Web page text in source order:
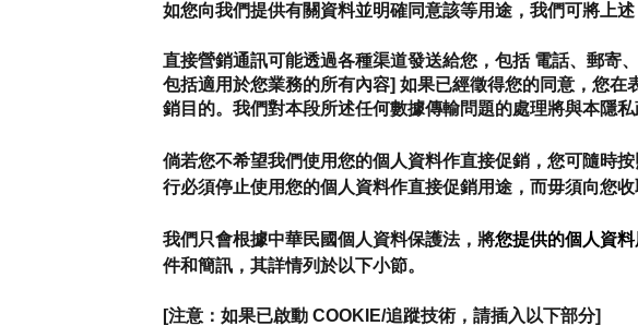
如您向我們提供有關資料並明確同意該等用途，我們可將上述
直接營銷通訊可能透過各種渠道發送給您，包括 電話、郵寄
包括適用於您業務的所有內容] 如果已經徵得您的同意，您
銷目的。我們對本段所述任何數據傳輸問題的處理將與本隱私
倘若您不希望我們使用您的個人資料作直接促銷，您可隨時按
行必須停止使用您的個人資料作直接促銷用途，而毋須向您收
我們只會根據中華民國個人資料保護法，將您提供的個人資
件和簡訊，其詳情列於以下小節。
[注意：如果已啟動 COOKIE/追蹤技術，請插入以下部分]